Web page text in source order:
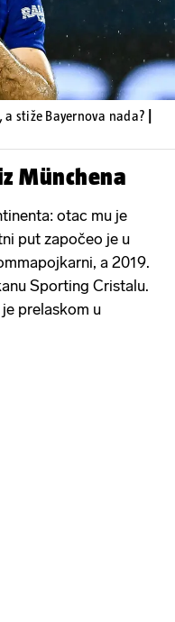
stiže Bayernova nada?
Münchena
otac mu je
put započeo je u
a 2019.
Sporting Cristalu.
prelaskom u